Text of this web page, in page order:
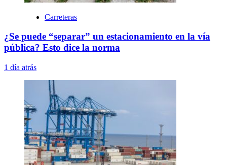
Carreteras
¿Se puede “separar” un estacionamiento en la vía
pública? Esto dice la norma
1 día atrás